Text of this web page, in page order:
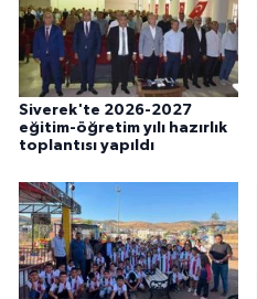
Siverek'te 2026-2027
eğitim-öğretim yılı hazırlık
toplantısı yapıldı